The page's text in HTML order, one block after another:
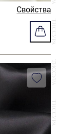
Свойства